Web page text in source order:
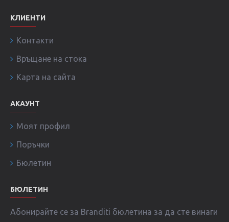
КЛИЕНТИ
Контакти
Връщане на стока
Карта на сайта
АКАУНТ
Моят профил
Поръчки
Бюлетин
БЮЛЕТИН
Абонирайте се за Branditi бюлетина за да сте винаги